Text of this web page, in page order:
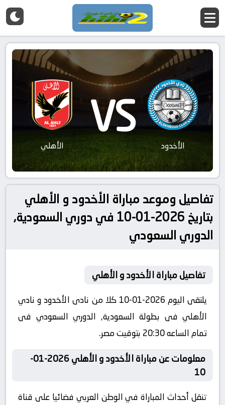
الأخدود VS الأهلي
تفاصيل وموعد مباراة الأخدود و الأهلي
بتاريخ 2026-01-10 في دوري السعودية,
الدوري السعودي
تفاصيل مباراة الأخدود و الأهلي
يلتقى اليوم 2026-01-10 كلا من نادى الأخدود و نادي
الأهلي فى بطولة السعودية, الدوري السعودي فى
تمام الساعه 20:30 بتوقيت مصر.
معلومات عن مباراة الأخدود و الأهلي 2026-01-
10
تنقل أحداث المباراة في الوطن العربي فضائيا على قناة